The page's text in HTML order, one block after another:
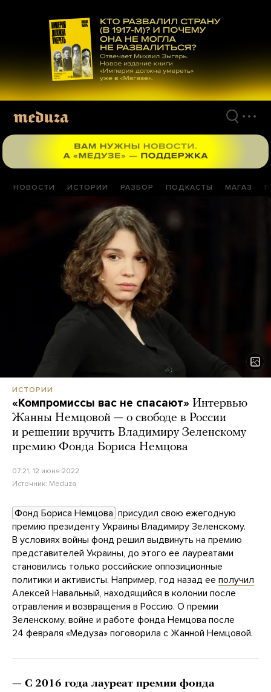
материалам
НОВОСТИ ИСТОРИИ РАЗБОР ПОДКАСТЫ МАГАЗ
ИСТОРИИ
«Компромиссы вас не спасают» Интервью
Жанны Немцовой — о свободе в России
и решении вручить Владимиру Зеленскому
премию Фонда Бориса Немцова
07:21, 12 июня 2022
Источник: Meduza
Фонд Бориса Немцова присудил свою ежегодную
премию президенту Украины Владимиру Зеленскому.
В условиях войны фонд решил выдвинуть на премию
представителей Украины, до этого ее лауреатами
становились только российские оппозиционные
политики и активисты. Например, год назад ее получил
Алексей Навальный, находящийся в колонии после
отравления и возвращения в Россию. О премии
Зеленскому, войне и работе фонда Немцова после
24 февраля «Медуза» поговорила с Жанной Немцовой.
— С 2016 года лауреат премии фонда